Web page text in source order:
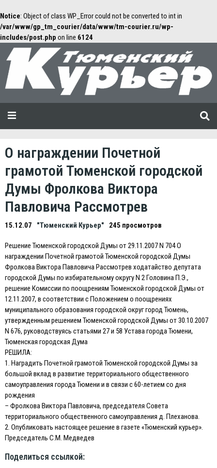
Notice: Object of class WP_Error could not be converted to int in
/var/www/gp_tm_courier/data/www/tm-courier.ru/wp-
includes/post.php on line 6124
О награждении Почетной
грамотой Тюменской городской
Думы Фролкова Виктора
Павловича Рассмотрев
15.12.07 "Тюменский Курьер" 245 просмотров
Решение Тюменской городской Думы от 29.11.2007 N 704 О
награждении Почетной грамотой Тюменской городской Думы
Фролкова Виктора Павловича Рассмотрев ходатайство депутата
городской Думы по избирательному округу N 2 Головина П.Э.,
решение Комиссии по поощрениям Тюменской городской Думы от
12.11.2007, в соответствии с Положением о поощрениях
муниципального образования городской округ город Тюмень,
утвержденным решением Тюменской городской Думы от 30.10.2007
N 676, руководствуясь статьями 27 и 58 Устава города Тюмени,
Тюменская городская Дума
РЕШИЛА:
1. Наградить Почетной грамотой Тюменской городской Думы за
большой вклад в развитие территориального общественного
самоуправления города Тюмени и в связи с 60-летием со дня
рождения
– Фролкова Виктора Павловича, председателя Совета
территориального общественного самоуправления д. Плеханова.
2. Опубликовать настоящее решение в газете «Тюменский курьер».
Председатель С.М. Медведев
Поделиться ссылкой: